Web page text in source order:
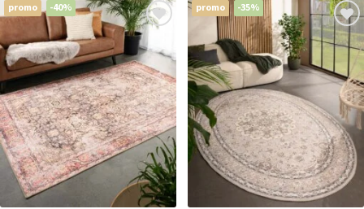
promo -40% promo -35%